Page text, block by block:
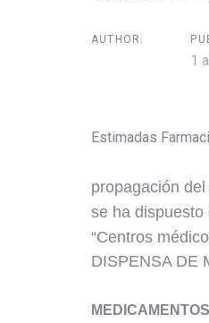
AUTHOR:
1
Estimadas
propagación
se ha dispuesto
“Centros
DISPENSA DE